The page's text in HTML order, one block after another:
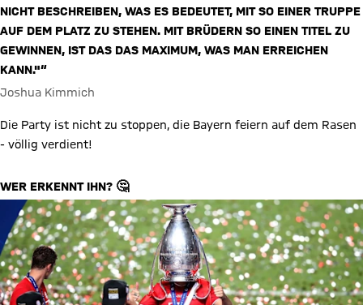
ICHT BESCHREIBEN, WAS ES BEDEUTET, MIT SO EINER TRUPPE A
UF DEM PLATZ ZU STEHEN. MIT BRÜDERN SO EINEN TITEL ZU G
EWINNEN, IST DAS DAS MAXIMUM, WAS MAN ERREICHEN K
ANN."“
Joshua Kimmich
Die Party ist nicht zu stoppen, die Bayern feiern auf dem Rasen
- völlig verdient!
WER ERKENNT IHN? 🤔